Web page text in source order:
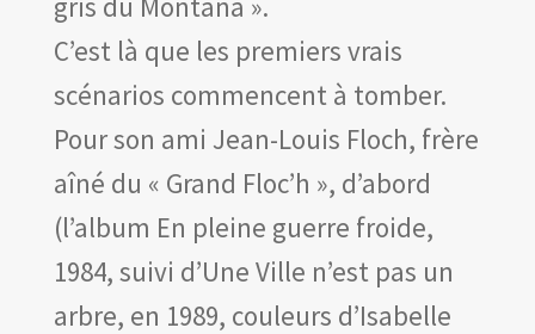
C’est là que les premiers vrais
scénarios commencent à tomber.
Pour son ami Jean-Louis Floch, frère
aîné du « Grand Floc’h », d’abord
(l’album En pleine guerre froide,
1984, suivi d’Une Ville n’est pas un
arbre, en 1989, couleurs d’Isabelle